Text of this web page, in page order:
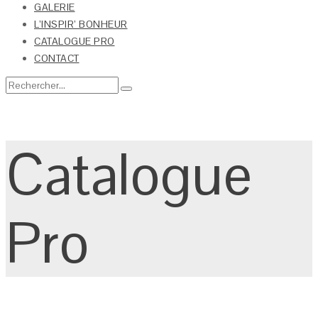
GALERIE
L’INSPIR’ BONHEUR
CATALOGUE PRO
CONTACT
Catalogue
Pro